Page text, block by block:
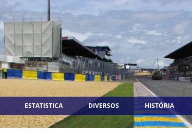
ESTATISTICA DIVERSOS HISTÓRIA